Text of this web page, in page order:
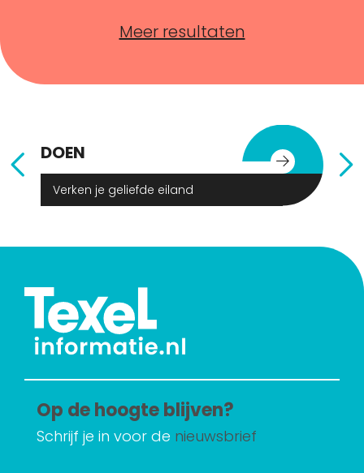
Meer resultaten
DOEN
Verken je geliefde eiland
Op de hoogte blijven?
Schrijf je in voor de nieuwsbrief